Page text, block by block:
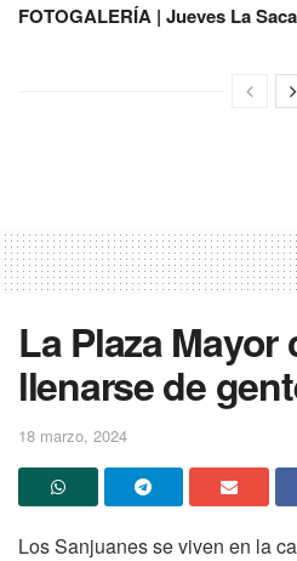
FOTOGALERÍA | Jueves La
La Plaza Mayor
llenarse de
18 marzo, 2024
Los Sanjuanes se viven en la